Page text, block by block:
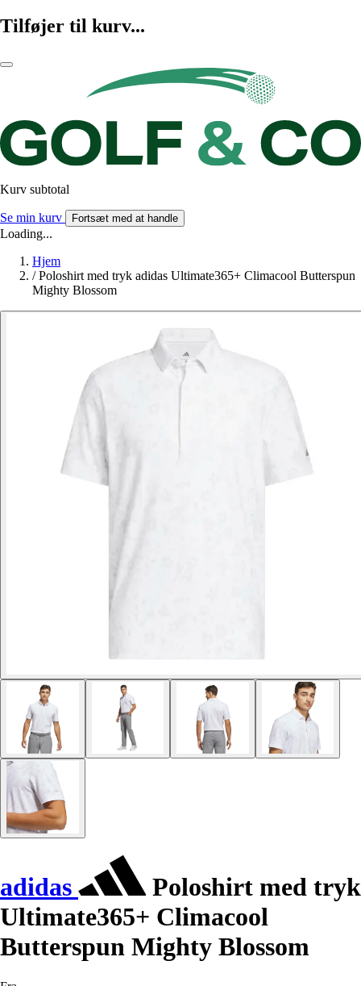
Tilføjer til kurv...
Kurv subtotal
Se min kurv Fortsæt med at handle
Loading...
Hjem
/ Poloshirt med tryk adidas Ultimate365+ Climacool Butterspun
Mighty Blossom
adidas
Poloshirt med tryk
Ultimate365+ Climacool
Butterspun Mighty Blossom